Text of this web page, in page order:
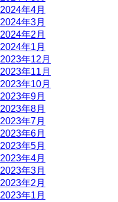
2024年4月
2024年3月
2024年2月
2024年1月
2023年12月
2023年11月
2023年10月
2023年9月
2023年8月
2023年7月
2023年6月
2023年5月
2023年4月
2023年3月
2023年2月
2023年1月